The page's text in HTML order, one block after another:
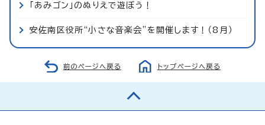
「あみゴン」のぬりえで遊ぼう！
安佐南区役所“小さな音楽会”を開催します！（8月）
前のページへ戻る トップページへ戻る